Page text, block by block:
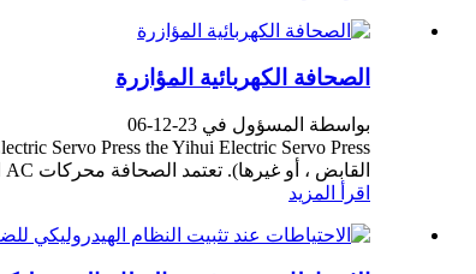
الصحافة الكهربائية المؤازرة
بواسطة المسؤول في 23-12-06
القابض ، أو غيرها). تعتمد الصحافة محركات AC المؤازرة التي تدفع منخفضة. ..
اقرأ المزيد